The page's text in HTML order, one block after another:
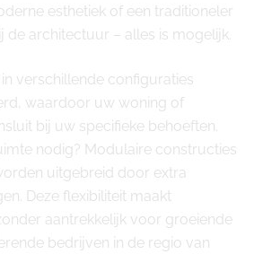
esthetiek of een traditioneler
de architectuur – alles is mogelijk.
verschillende configuraties
waardoor uw woning of
bij uw specifieke behoeften.
nodig? Modulaire constructies
uitgebreid door extra
Deze flexibiliteit maakt
aantrekkelijk voor groeiende
bedrijven in de regio van